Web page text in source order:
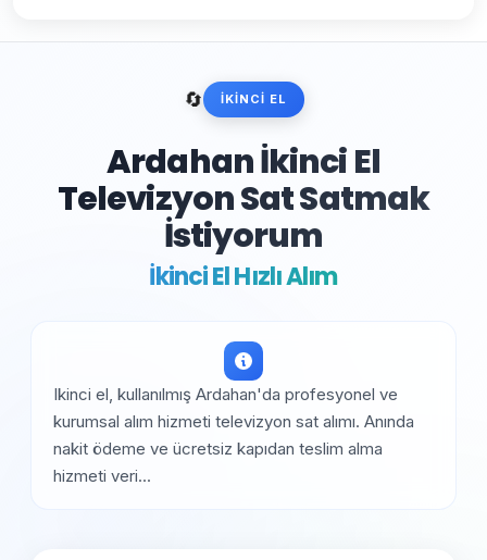
🔄 İKİNCİ EL
Ardahan İkinci El
Televizyon Sat Satmak
İstiyorum
İkinci El Hızlı Alım
Ikinci el, kullanılmış Ardahan'da profesyonel ve
kurumsal alım hizmeti televizyon sat alımı. Anında
nakit ödeme ve ücretsiz kapıdan teslim alma
hizmeti veri...